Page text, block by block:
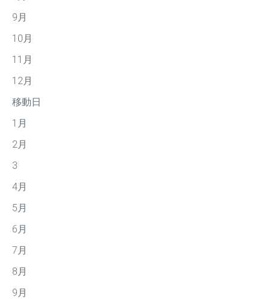
9月
10月
11月
12月
移動日
1月
2月
3
4月
5月
6月
7月
8月
9月